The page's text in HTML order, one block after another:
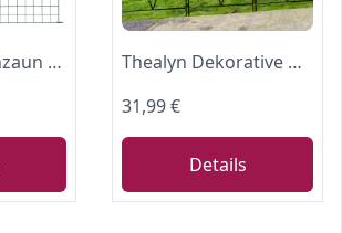
ESTEXO Gartenzaun Welpenauslauf Teichzaun Gitterzaun Freigehege Begrenzung Zaun Metallzaun Zaunelemente Metallgitter (Oberbogen)
Thealyn Dekorative Gartenzaun,45 H x 50 cm B (5 Panels, Gesamtlänge 2,5 m)
31,99 €
Details